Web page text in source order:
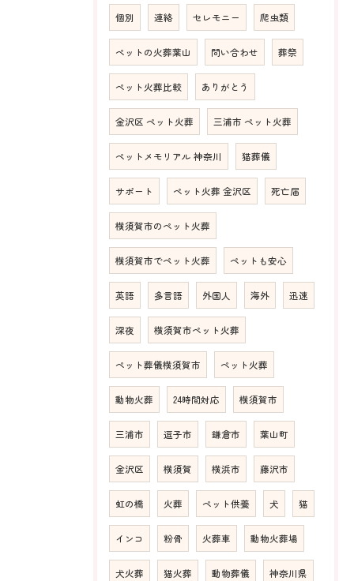
個別 連絡 セレモニー 爬虫類
ペットの火葬葉山 問い合わせ 葬祭
ペット火葬比較 ありがとう
金沢区 ペット火葬 三浦市 ペット火葬
ペットメモリアル 神奈川 猫葬儀
サポート ペット火葬 金沢区 死亡届
横須賀市のペット火葬
横須賀市でペット火葬 ペットも安心
英語 多言語 外国人 海外 迅速
深夜 横須賀市ペット火葬
ペット葬儀横須賀市 ペット火葬
動物火葬 24時間対応 横須賀市
三浦市 逗子市 鎌倉市 葉山町
金沢区 横須賀 横浜市 藤沢市
虹の橋 火葬 ペット供養 犬 猫
インコ 粉骨 火葬車 動物火葬場
犬火葬 猫火葬 動物葬儀 神奈川県